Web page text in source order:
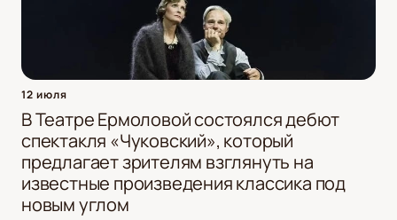
12 июля
В Театре Ермоловой состоялся дебют
спектакля «Чуковский», который
предлагает зрителям взглянуть на
известные произведения классика под
новым углом